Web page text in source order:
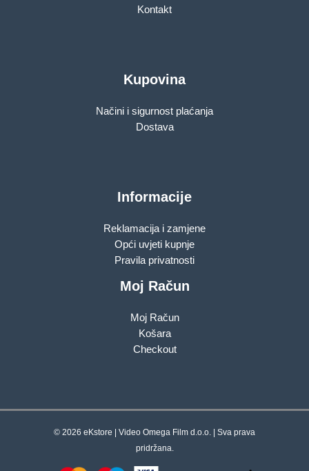
Kontakt
Kupovina
Načini i sigurnost plaćanja
Dostava
Informacije
Reklamacija i zamjene
Opći uvjeti kupnje
Pravila privatnosti
Moj Račun
Moj Račun
Košara
Checkout
© 2026 eKstore | Video Omega Film d.o.o. | Sva prava
pridržana.